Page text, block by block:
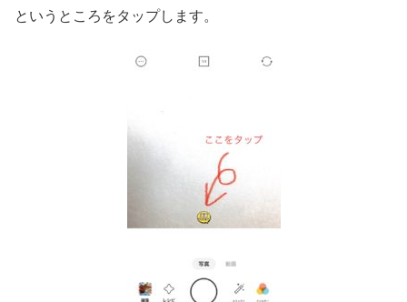
というところをタップします。